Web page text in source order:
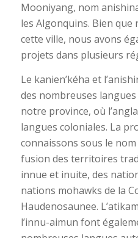
Mooniyang, nom
les Algonquins. Bien que
cette ville, nous avons
projets dans plusieurs
Le kanien’kéha et
des nombreuses
notre province, où
langues coloniales. La
connaissons sous le nom
fusion des territoires
innue et inuite, des
nations mohawks de la
Haudenosaunee.
l’innu-aimun font